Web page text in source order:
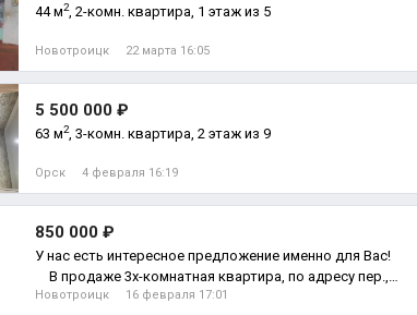
44 м2, 2-комн. квартира, 1 этаж из 5
Новотроицк 22 марта 16:05
5 500 000 ₽
63 м2, 3-комн. квартира, 2 этаж из 9
Орск 4 февраля 16:19
850 000 ₽
У нас есть интересное предложение именно для Вас!
⠀ В продаже 3х-комнатная квартира, по адресу пер.,
2-комн. квартира
Новотроицк 16 февраля 17:01